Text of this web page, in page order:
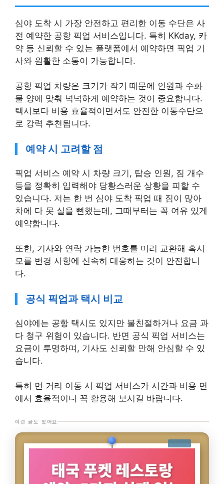
심야 도착 시 가장 안전하고 편리한 이동 수단은 사
전 예약한 공항 픽업 서비스입니다. 특히 KKday, 카
약 등 신뢰할 수 있는 플랫폼에서 예약하면 픽업 기
사와 원활한 소통이 가능합니다.
공항 픽업 차량은 크기가 작기 때문에 인원과 수화
물 양에 맞춰 넉넉하게 예약하는 것이 중요합니다.
택시보다 비용 효율적이면서도 안전한 이동수단으
로 강력 추천됩니다.
예약 시 고려할 점
픽업 서비스 예약 시 차량 크기, 탑승 인원, 짐 개수
등을 정확히 입력해야 당황스러운 상황을 피할 수
있습니다. 저는 한 번 심야 도착 픽업 때 짐이 많아
차에 다 못 실을 뻔했는데, 그때부터는 꼭 여유 있게
예약합니다.
또한, 기사와 연락 가능한 번호를 미리 교환해 혹시
모를 변경 사항에 신속히 대응하는 것이 안전합니
다.
공식 픽업과 택시 비교
심야에는 공항 택시도 있지만 불친절하거나 요금 과
다 청구 위험이 있습니다. 반면 공식 픽업 서비스는
요금이 투명하며, 기사도 신뢰할 만해 안심할 수 있
습니다.
특히 먼 거리 이동 시 픽업 서비스가 시간과 비용 면
에서 효율적이니 꼭 활용해 보시길 바랍니다.
이런 글도 있어요